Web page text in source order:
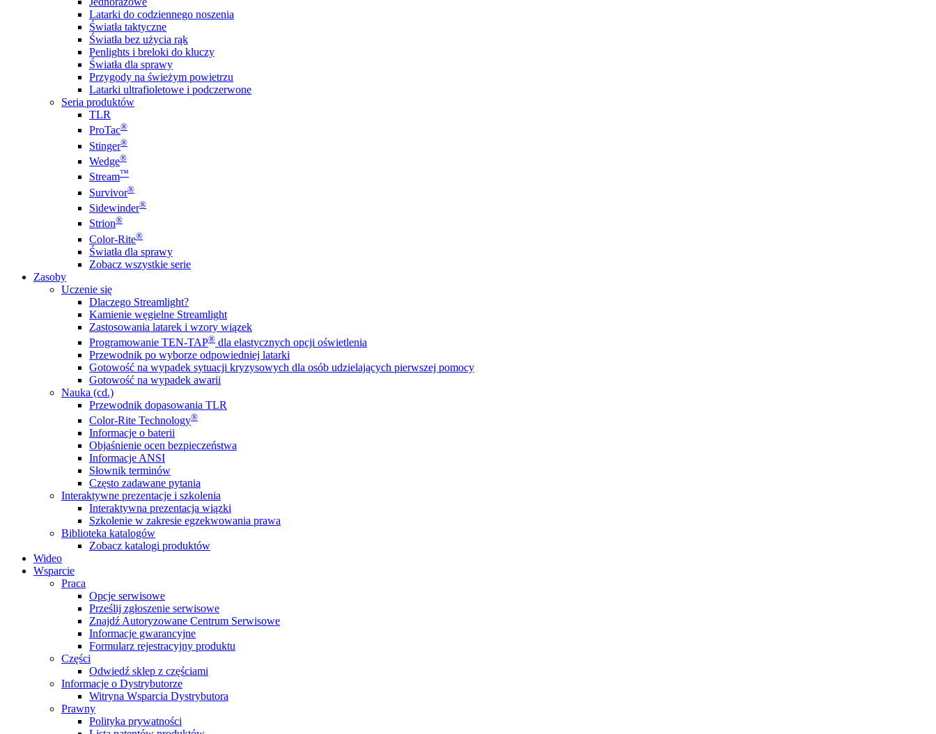
Latarki do codziennego noszenia
Światła taktyczne
Światła bez użycia rąk
Penlights i breloki do kluczy
Światła dla sprawy
Przygody na świeżym powietrzu
Latarki ultrafioletowe i podczerwone
Seria produktów
TLR
ProTac®
Stinger®
Wedge®
Stream™
Survivor®
Sidewinder®
Strion®
Color-Rite®
Światła dla sprawy
Zobacz wszystkie serie
Zasoby
Uczenie się
Dlaczego Streamlight?
Kamienie węgielne Streamlight
Zastosowania latarek i wzory wiązek
Programowanie TEN-TAP® dla elastycznych opcji oświetlenia
Przewodnik po wyborze odpowiedniej latarki
Gotowość na wypadek sytuacji kryzysowych dla osób udzielających pierwszej pomocy
Gotowość na wypadek awarii
Nauka (cd.)
Przewodnik dopasowania TLR
Color-Rite Technology®
Informacje o baterii
Objaśnienie ocen bezpieczeństwa
Informacje ANSI
Słownik terminów
Często zadawane pytania
Interaktywne prezentacje i szkolenia
Interaktywna prezentacja wiązki
Szkolenie w zakresie egzekwowania prawa
Biblioteka katalogów
Zobacz katalogi produktów
Wideo
Wsparcie
Praca
Opcje serwisowe
Prześlij zgłoszenie serwisowe
Znajdź Autoryzowane Centrum Serwisowe
Informacje gwarancyjne
Formularz rejestracyjny produktu
Części
Odwiedź sklep z częściami
Informacje o Dystrybutorze
Witryna Wsparcia Dystrybutora
Prawny
Polityka prywatności